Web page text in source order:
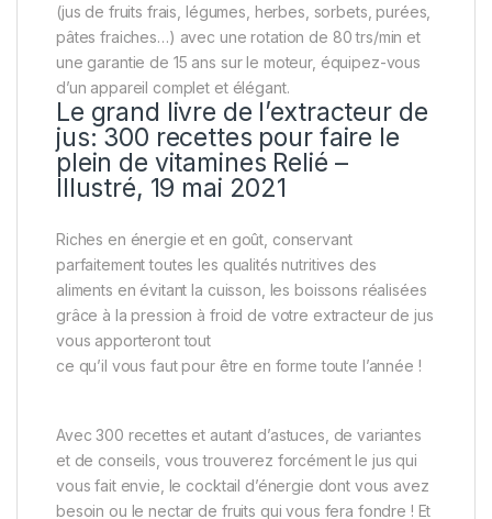
(jus de fruits frais, légumes, herbes, sorbets, purées,
pâtes fraiches…) avec une rotation de 80 trs/min et
une garantie de 15 ans sur le moteur, équipez-vous
d’un appareil complet et élégant.
Le grand livre de l’extracteur de
jus: 300 recettes pour faire le
plein de vitamines Relié –
Illustré, 19 mai 2021
Riches en énergie et en goût, conservant
parfaitement toutes les qualités nutritives des
aliments en évitant la cuisson, les boissons réalisées
grâce à la pression à froid de votre extracteur de jus
vous apporteront tout
ce qu’il vous faut pour être en forme toute l’année !
Avec 300 recettes et autant d’astuces, de variantes
et de conseils, vous trouverez forcément le jus qui
vous fait envie, le cocktail d’énergie dont vous avez
besoin ou le nectar de fruits qui vous fera fondre ! Et